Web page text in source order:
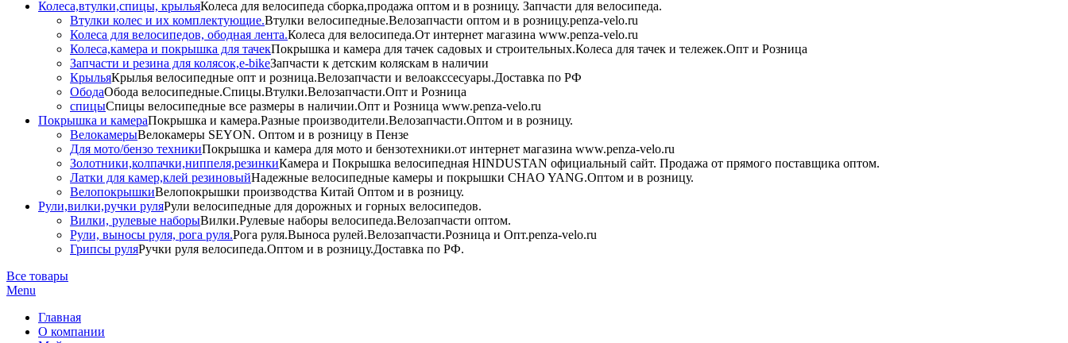
Колеса,втулки,спицы, крыльяКолеса для велосипеда сборка,продажа оптом и в розницу. Запчасти для велосипеда.
Втулки колес и их комплектующие.Втулки велосипедные.Велозапчасти оптом и в розницу.penza-velo.ru
Колеса для велосипедов, ободная лента.Колеса для велосипеда.От интернет магазина www.penza-velo.ru
Колеса,камера и покрышка для тачекПокрышка и камера для тачек садовых и строительных.Колеса для тачек и тележек.Опт и Розница
Запчасти и резина для колясок,e-bikeЗапчасти к детским коляскам в наличии
КрыльяКрылья велосипедные опт и розница.Велозапчасти и велоакссесуары.Доставка по РФ
ОбодаОбода велосипедные.Спицы.Втулки.Велозапчасти.Опт и Розница
спицыСпицы велосипедные все размеры в наличии.Опт и Розница www.penza-velo.ru
Покрышка и камераПокрышка и камера.Разные производители.Велозапчасти.Оптом и в розницу.
ВелокамерыВелокамеры SEYON. Оптом и в розницу в Пензе
Для мото/бензо техникиПокрышка и камера для мото и бензотехники.от интернет магазина www.penza-velo.ru
Золотники,колпачки,ниппеля,резинкиКамера и Покрышка велосипедная HINDUSTAN официальный сайт. Продажа от прямого поставщика оптом.
Латки для камер,клей резиновыйНадежные велосипедные камеры и покрышки CHAO YANG.Оптом и в розницу.
ВелопокрышкиВелопокрышки производства Китай Оптом и в розницу.
Рули,вилки,ручки руляРули велосипедные для дорожных и горных велосипедов.
Вилки, рулевые наборыВилки.Рулевые наборы велосипеда.Велозапчасти оптом.
Рули, выносы руля, рога руля.Рога руля.Выноса рулей.Велозапчасти.Розница и Опт.penza-velo.ru
Грипсы руляРучки руля велосипеда.Оптом и в розницу.Доставка по РФ.
Все товары
Menu
Главная
О компании